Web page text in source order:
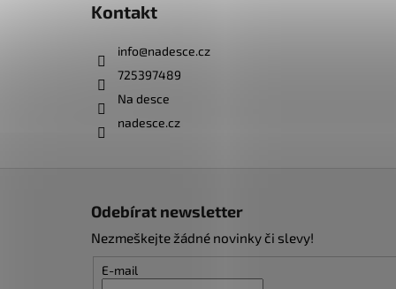
Kontakt
info@nadesce.cz
725397489
Na desce
nadesce.cz
Odebírat newsletter
Nezmeškejte žádné novinky či slevy!
E-mail